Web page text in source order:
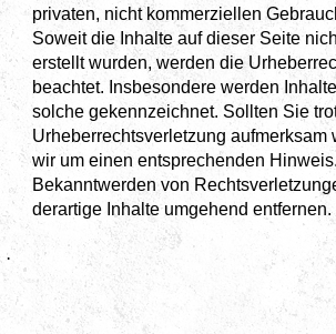
privaten, nicht kommerziellen
Soweit die Inhalte auf dieser Seite
erstellt wurden, werden die
beachtet. Insbesondere werden
solche gekennzeichnet. Sollten Sie
Urheberrechtsverletzung aufmerksam
wir um einen entsprechenden
Bekanntwerden von
derartige Inhalte umgehend entfernen.
·